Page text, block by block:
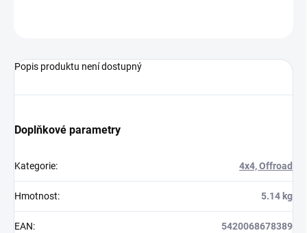
Popis produktu není dostupný
Doplňkové parametry
Kategorie: 4x4, Offroad
Hmotnost: 5.14 kg
EAN: 5420068678389